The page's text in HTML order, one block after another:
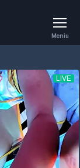
Meniu